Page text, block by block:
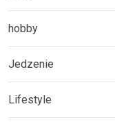
hobby
Jedzenie
Lifestyle